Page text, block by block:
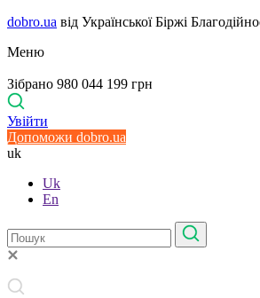
dobro.ua від Української Біржі
Меню
Зібрано 980 044 199 грн
Увійти
Допоможи dobro.ua
uk
Uk
En